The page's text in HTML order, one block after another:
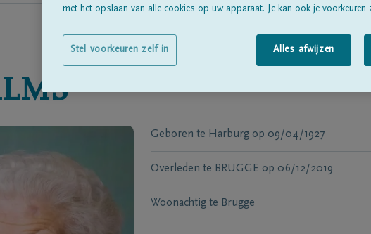
Geboren te Harburg op 09/04/1927
Overleden te BRUGGE op 06/12/2019
Woonachtig te Brugge
met het opslaan van alle cookies op uw apparaat. Je kan ook je voorkeuren
Alles afwijzen
Stel voorkeuren zelf in